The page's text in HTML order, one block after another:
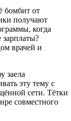
бомбит от
получают
когда
врачей и
заела
эту тему с
сети. Тётки
совместного